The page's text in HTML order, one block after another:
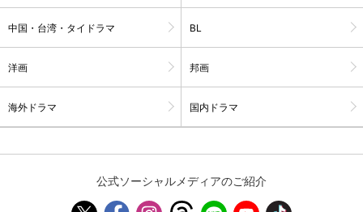
と便利です。
能です。
閲覧履歴
サイト内の閲覧履歴を確認できます。履歴
サイト内で表示される作品の表示制限が可
す。
中国・台湾・タイドラマ BL
洋画 邦画
海外ドラマ 国内ドラマ
公式ソーシャルメディアのご紹介